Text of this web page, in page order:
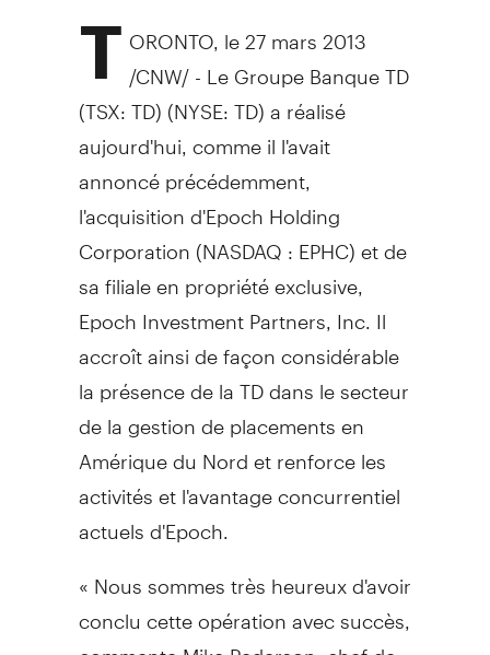
T ORONTO, le 27 mars 2013
/CNW/ - Le Groupe Banque TD
(TSX: TD) (NYSE: TD) a réalisé
aujourd'hui, comme il l'avait
annoncé précédemment,
l'acquisition d'Epoch Holding
Corporation (NASDAQ : EPHC) et de
sa filiale en propriété exclusive,
Epoch Investment Partners, Inc. Il
accroît ainsi de façon considérable
la présence de la TD dans le secteur
de la gestion de placements en
Amérique du Nord et renforce les
activités et l'avantage concurrentiel
actuels d'Epoch.
« Nous sommes très heureux d'avoir
conclu cette opération avec succès,